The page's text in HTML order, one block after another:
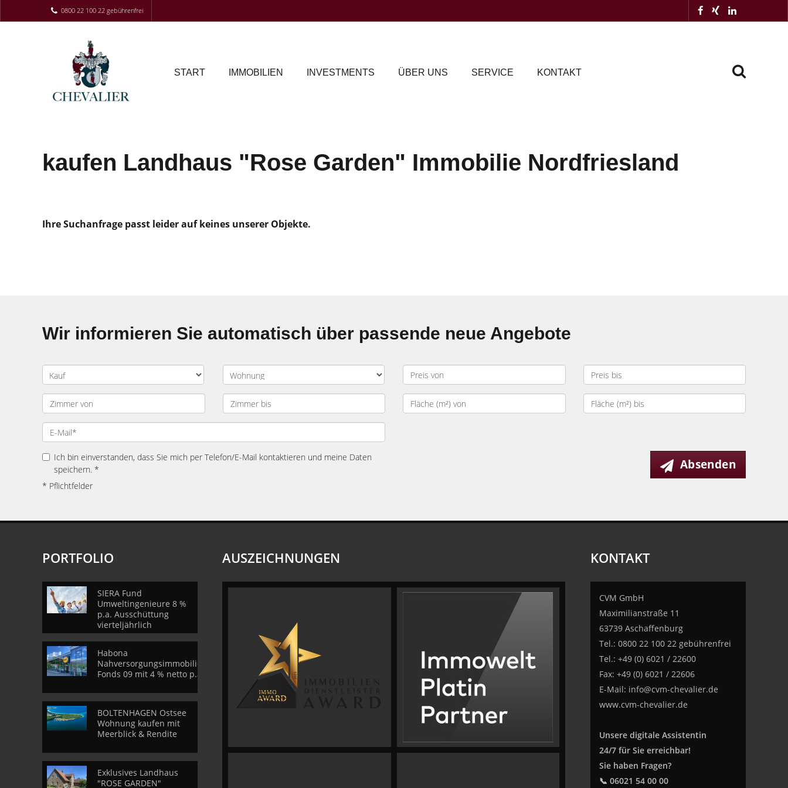
0800 22 100 22 gebührenfrei
START IMMOBILIEN INVESTMENTS ÜBER UNS SERVICE KONTAKT
kaufen Landhaus "Rose Garden" Immobilie Nordfriesland
Ihre Suchanfrage passt leider auf keines unserer Objekte.
Wir informieren Sie automatisch über passende neue Angebote
Ich bin einverstanden, dass Sie mich per Telefon/E-Mail kontaktieren und meine Daten
speichern. *
* Pflichtfelder
Absenden
PORTFOLIO
SIERA Fund
Umweltingenieure 8 %
p.a. Ausschüttung
vierteljährlich
Habona
Nahversorgungsimmobilien
Fonds 09 mit 4 % netto p.a.
BOLTENHAGEN Ostsee
Wohnung kaufen mit
Meerblick & Rendite
Exklusives Landhaus
"ROSE GARDEN"
AUSZEICHNUNGEN KONTAKT
CVM GmbH
Maximilianstraße 11
63739 Aschaffenburg
Tel.: 0800 22 100 22 gebührenfrei
Tel.: +49 (0) 6021 / 22600
Fax: +49 (0) 6021 / 22606
E-Mail: info@cvm-chevalier.de
www.cvm-chevalier.de
Unsere digitale Assistentin
24/7 für Sie erreichbar!
Sie haben Fragen?
📞 06021 54 00 00